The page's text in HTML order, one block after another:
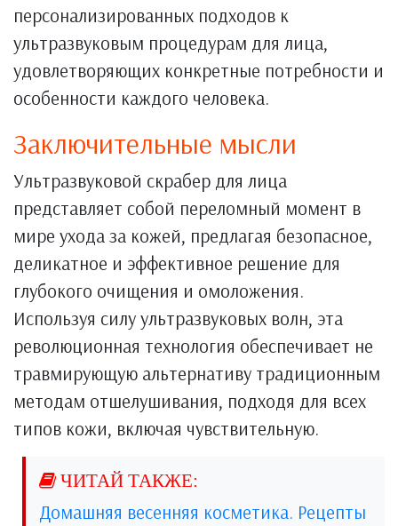
персонализированных подходов к
ультразвуковым процедурам для лица,
удовлетворяющих конкретные потребности и
особенности каждого человека.
Заключительные мысли
Ультразвуковой скрабер для лица
представляет собой переломный момент в
мире ухода за кожей, предлагая безопасное,
деликатное и эффективное решение для
глубокого очищения и омоложения.
Используя силу ультразвуковых волн, эта
революционная технология обеспечивает не
травмирующую альтернативу традиционным
методам отшелушивания, подходя для всех
типов кожи, включая чувствительную.
Домашняя весенняя косметика. Рецепты